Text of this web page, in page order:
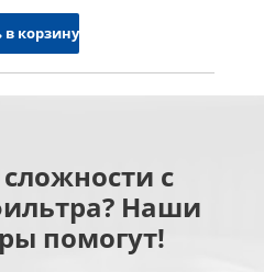
корзину
с
Наши
помогут!